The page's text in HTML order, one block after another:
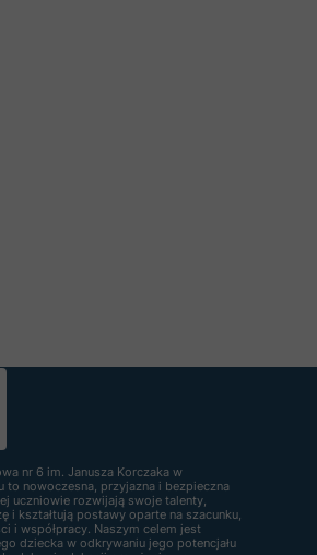
nr 6 im. Janusza Korczaka w
to nowoczesna, przyjazna i bezpieczna
uczniowie rozwijają swoje talenty,
i kształtują postawy oparte na szacunku,
i współpracy. Naszym celem jest
dziecka w odkrywaniu jego potencjału